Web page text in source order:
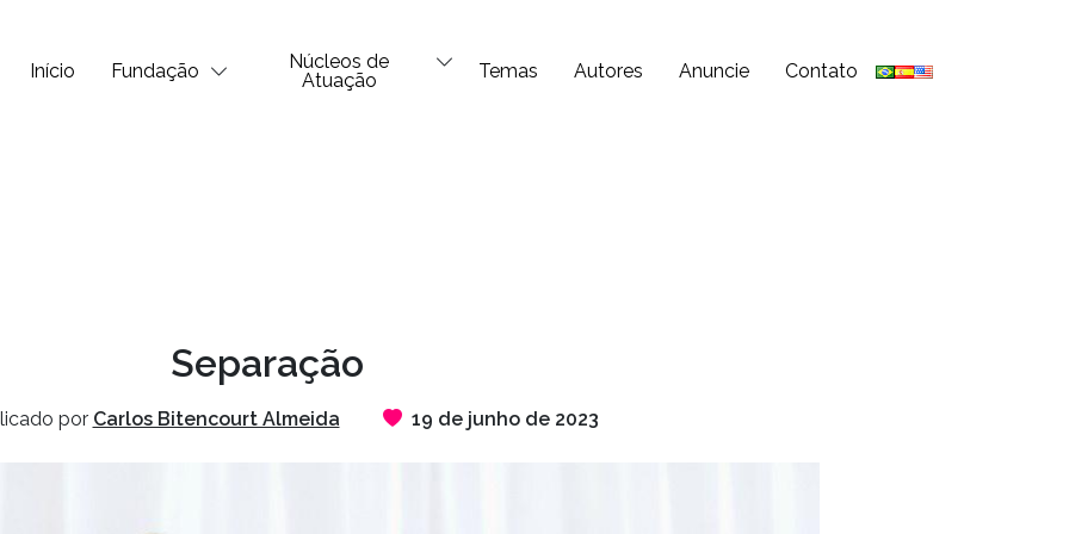
Início Fundação
Núcleos de
Atuação
Temas Autores Anuncie Contato
Separação
por Carlos Bitencourt Almeida 19 de junho de 2023